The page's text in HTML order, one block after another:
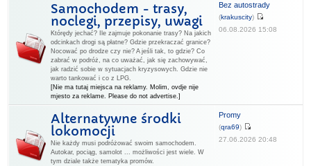
Samochodem - trasy,
noclegi, przepisy, uwagi
Którędy jechać? Ile zajmuje pokonanie trasy? Na jakich
odcinkach drogi są płatne? Gdzie przekraczać granice?
Nocować po drodze czy nie? A jeśli tak, to gdzie? Co
zabrać w podróż, na co uważać, jak się zachowywać,
jak radzić sobie w sytuacjach kryzysowych. Gdzie nie
warto tankować i co z LPG.
[Nie ma tutaj miejsca na reklamy. Molim, ovdje nije
mjesto za reklame. Please do not advertise.]
Bez autostrady
(krakuscity)
06.08.2026 15:08
Alternatywne środki
lokomocji
Nie każdy musi podróżować swoim samochodem.
Autokar, pociąg, samolot ... możliwości jest wiele. W
tym dziale także tematyka promów.
Promy
(qra69)
27.06.2026 20:48